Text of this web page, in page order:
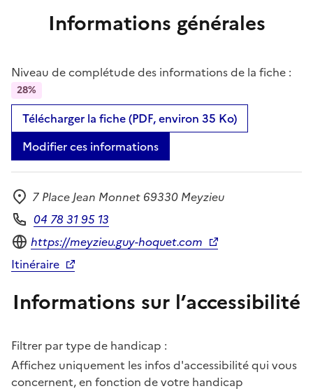
Informations générales
Niveau de complétude des informations de la fiche :
28%
Télécharger la fiche (PDF, environ 35 Ko)
Modifier ces informations
Adresse
7 Place Jean Monnet 69330 Meyzieu
Téléphone
04 78 31 95 13
Site internet
https://meyzieu.guy-hoquet.com
Itinéraire
Informations sur l’accessibilité
Filtrer par type de handicap :
Affichez uniquement les infos d'accessibilité qui vous
concernent, en fonction de votre handicap